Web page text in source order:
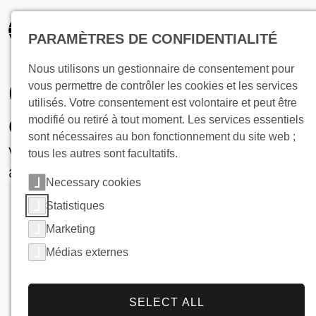
principal
Générateurs de glace
écaille industrielle
Vue d'ensemble, technologie et
applications
PARAMÈTRES DE CONFIDENTIALITÉ
Nous utilisons un gestionnaire de consentement pour
vous permettre de contrôler les cookies et les services
utilisés. Votre consentement est volontaire et peut être
modifié ou retiré à tout moment. Les services essentiels
sont nécessaires au bon fonctionnement du site web ;
tous les autres sont facultatifs.
Necessary cookies
Statistiques
Marketing
Médias externes
SELECT ALL